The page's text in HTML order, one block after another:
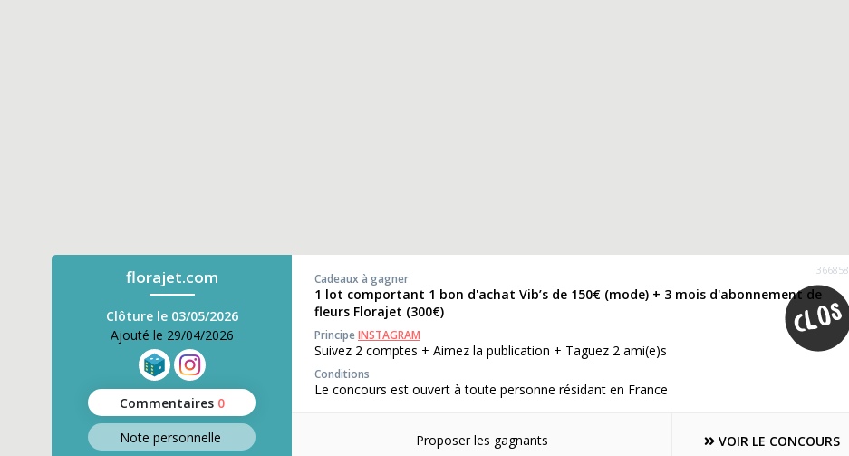
florajet.com
Clôture le 03/05/2026
Ajouté le 29/04/2026
Commentaires 0
Note personnelle
366858
Cadeaux à gagner
1 lot comportant 1 bon d'achat Vib’s de 150€ (mode) + 3 mois d'abonnement de
fleurs Florajet (300€)
PrincipeINSTAGRAM
Suivez 2 comptes + Aimez la publication + Taguez 2 ami(e)s
Conditions
Le concours est ouvert à toute personne résidant en France
Proposer les gagnants VOIR LE CONCOURS